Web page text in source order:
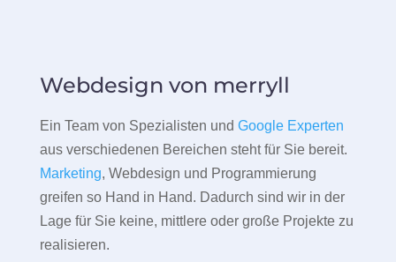
Webdesign von merryll
Ein Team von Spezialisten und Google Experten
aus verschiedenen Bereichen steht für Sie bereit.
Marketing, Webdesign und Programmierung
greifen so Hand in Hand. Dadurch sind wir in der
Lage für Sie keine, mittlere oder große Projekte zu
realisieren.